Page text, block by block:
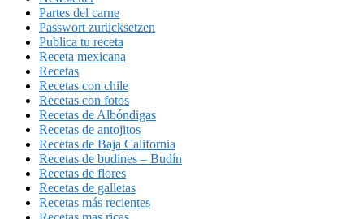
Partes del carne
Passwort zurücksetzen
Publica tu receta
Receta mexicana
Recetas
Recetas con chile
Recetas con fotos
Recetas de Albóndigas
Recetas de antojitos
Recetas de Baja California
Recetas de budines – Budín
Recetas de flores
Recetas de galletas
Recetas más recientes